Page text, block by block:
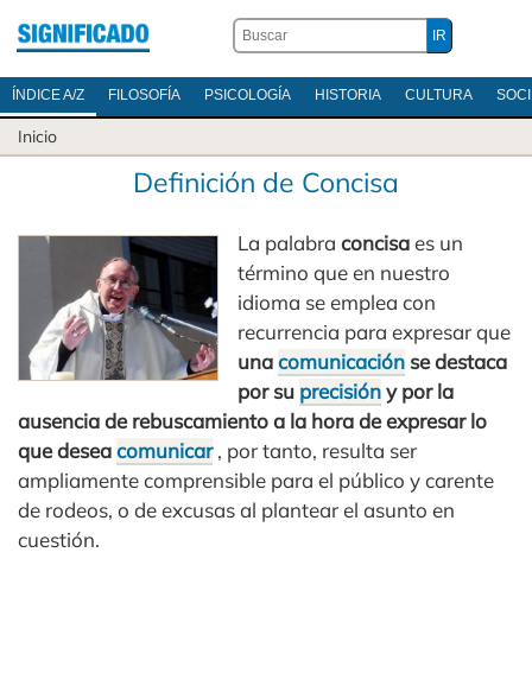
ÍNDICE A/Z FILOSOFÍA PSICOLOGÍA HISTORIA CULTURA
Inicio
Definición de Concisa
La palabra concisaes un
término que en nuestro
idioma se emplea con
recurrencia para expresar que
unacomunicación se destaca
por su precisióny por la
ausencia de rebuscamiento a la hora de expresar lo
que deseacomunicar , por tanto, resulta ser
ampliamente comprensible para el público y carente
de rodeos, o de excusas al plantear el asunto en
cuestión.